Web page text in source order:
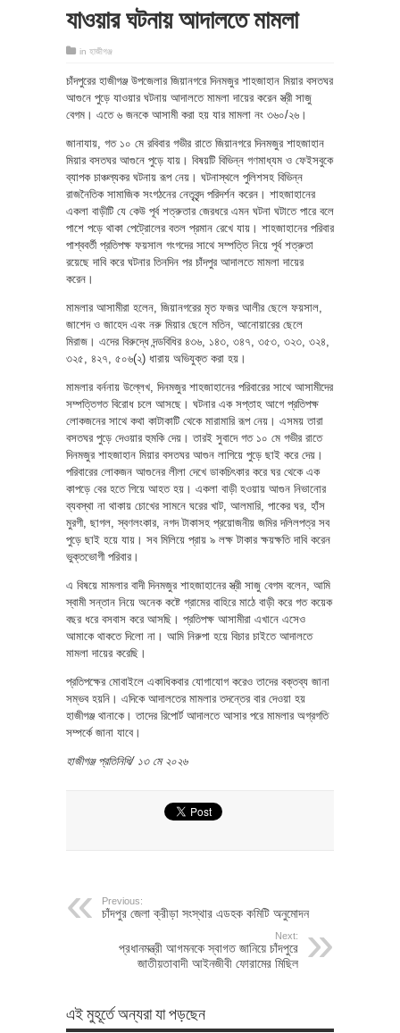
যাওয়ার ঘটনায় আদালতে মামলা
in হাজীগঞ্জ
চাঁদপুরের হাজীগঞ্জ উপজেলার জিয়ানগরে দিনমজুর শাহজাহান মিয়ার বসতঘর
আগুনে পুড়ে যাওয়ার ঘটনায় আদালতে মামলা দায়ের করেন স্ত্রী সাজু
বেগম। এতে ৬ জনকে আসামী করা হয় যার মামলা নং ৩৬০/২৬।
জানাযায়, গত ১০ মে রবিবার গভীর রাতে জিয়ানগরে দিনমজুর শাহজাহান
মিয়ার বসতঘর আগুনে পুড়ে যায়। বিষয়টি বিভিন্ন গণমাধ্যম ও ফেইসবুকে
ব্যাপক চাঞ্চল্যকর ঘটনায় রূপ নেয়। ঘটনাস্থলে পুলিশসহ বিভিন্ন
রাজনৈতিক সামাজিক সংগঠনের নেতৃবৃন্দ পরিদর্শন করেন। শাহজাহানের
একলা বাড়ীটি যে কেউ পূর্ব শত্রুতার জেরধরে এমন ঘটনা ঘটাতে পারে বলে
পাশে পড়ে থাকা পেট্রোলের বতল প্রমান রেখে যায়। শাহজাহানের পরিবার
পাশ্ববর্তী প্রতিপক্ষ ফয়সাল গংগদের সাথে সম্পত্তি নিয়ে পূর্ব শত্রুতা
রয়েছে দাবি করে ঘটনার তিনদিন পর চাঁদপুর আদালতে মামলা দায়ের
করেন।
মামলার আসামীরা হলেন, জিয়ানগরের মৃত ফজর আলীর ছেলে ফয়সাল,
জাশেদ ও জাহেদ এবং নরু মিয়ার ছেলে মতিন, আনোয়ারের ছেলে
মিরাজ। এদের বিরুদ্ধে দন্ডবিধির ৪৩৬, ১৪৩, ৩৪৭, ৩৫৩, ৩২৩, ৩২৪,
৩২৫, ৪২৭, ৫০৬(২) ধারায় অভিযুক্ত করা হয়।
মামলার বর্ননায় উল্লেখ, দিনমজুর শাহজাহানের পরিবারের সাথে আসামীদের
সম্পত্তিগত বিরোধ চলে আসছে। ঘটনার এক সপ্তাহ আগে প্রতিপক্ষ
লোকজনের সাথে কথা কাটাকাটি থেকে মারামারি রূপ নেয়। এসময় তারা
বসতঘর পুড়ে দেওয়ার হুমকি দেয়। তারই সুবাদে গত ১০ মে গভীর রাতে
দিনমজুর শাহজাহান মিয়ার বসতঘর আগুন লাগিয়ে পুড়ে ছাই করে দেয়।
পরিবারের লোকজন আগুনের লীলা দেখে ডাকচিৎকার করে ঘর থেকে এক
কাপড়ে বের হতে গিয়ে আহত হয়। একলা বাড়ী হওয়ায় আগুন নিভানোর
ব্যবস্থা না থাকায় চোখের সামনে ঘরের খাট, আলমারি, পাকের ঘর, হাঁস
মুরগী, ছাগল, স্বণলংকার, নগদ টাকাসহ প্রয়োজনীয় জমির দলিলপত্র সব
পুড়ে ছাই হয়ে যায়। সব মিলিয়ে প্রায় ৯ লক্ষ টাকার ক্ষয়ক্ষতি দাবি করেন
ভুক্তভোগী পরিবার।
এ বিষয়ে মামলার বাদী দিনমজুর শাহজাহানের স্ত্রী সাজু বেগম বলেন, আমি
স্বামী সন্তান নিয়ে অনেক কষ্টে গ্রামের বাহিরে মাঠে বাড়ী করে গত কয়েক
বছর ধরে বসবাস করে আসছি। প্রতিপক্ষ আসামীরা এখানে এসেও
আমাকে থাকতে দিলো না। আমি নিরুপা হয়ে বিচার চাইতে আদালতে
মামলা দায়ের করেছি।
প্রতিপক্ষের মোবাইলে একাধিকবার যোগাযোগ করেও তাদের বক্তব্য জানা
সম্ভব হয়নি। এদিকে আদালতের মামলার তদন্তের বার দেওয়া হয়
হাজীগঞ্জ থানাকে। তাদের রিপোর্ট আদালতে আসার পরে মামলার অগ্রগতি
সম্পর্কে জানা যাবে।
হাজীগঞ্জ প্রতিনিধি/ ১৩ মে ২০২৬
Previous:
চাঁদপুর জেলা ক্রীড়া সংস্থার এডহক কমিটি অনুমোদন
Next:
প্রধানমন্ত্রী আগমনকে স্বাগত জানিয়ে চাঁদপুরে
জাতীয়তাবাদী আইনজীবী ফোরামের মিছিল
এই মুহূর্তে অন্যরা যা পড়ছেন